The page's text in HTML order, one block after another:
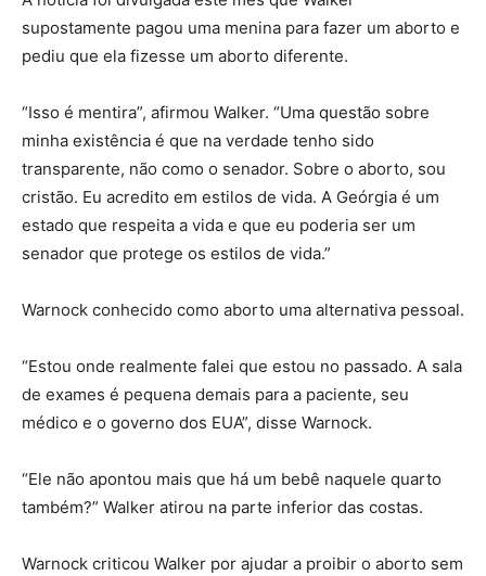
supostamente pagou uma menina para fazer um aborto e
pediu que ela fizesse um aborto diferente.
“Isso é mentira”, afirmou Walker. “Uma questão sobre
minha existência é que na verdade tenho sido
transparente, não como o senador. Sobre o aborto, sou
cristão. Eu acredito em estilos de vida. A Geórgia é um
estado que respeita a vida e que eu poderia ser um
senador que protege os estilos de vida.”
Warnock conhecido como aborto uma alternativa pessoal.
“Estou onde realmente falei que estou no passado. A sala
de exames é pequena demais para a paciente, seu
médico e o governo dos EUA”, disse Warnock.
“Ele não apontou mais que há um bebê naquele quarto
também?” Walker atirou na parte inferior das costas.
Warnock criticou Walker por ajudar a proibir o aborto sem